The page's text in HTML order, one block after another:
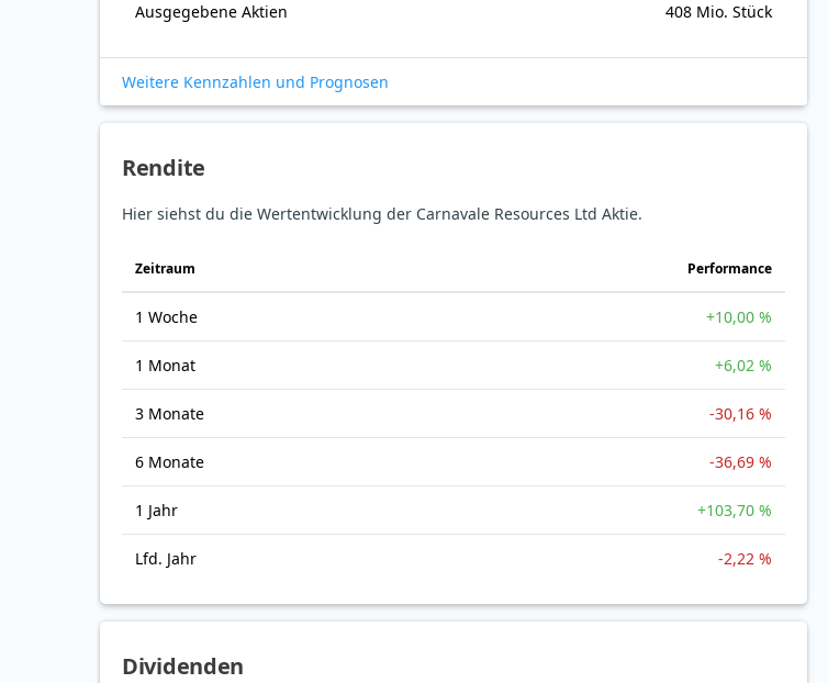
Ausgegebene Aktien 408 Mio. Stück
Weitere Kennzahlen und Prognosen
Rendite
Hier siehst du die Wertentwicklung der Carnavale Resources Ltd Aktie.
Zeitraum Perfor­mance
1 Woche +10,00 %
1 Monat +6,02 %
3 Monate -30,16 %
6 Monate -36,69 %
1 Jahr +103,70 %
Lfd. Jahr -2,22 %
Dividenden